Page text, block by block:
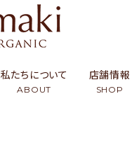
私たちについて
ABOUT
店舗情報
SHOP